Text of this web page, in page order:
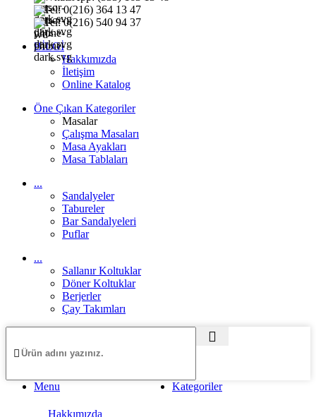
Tel: 0(216) 364 13 47
Tel: 0(216) 540 94 37
BİLGİ
Hakkımızda
İletişim
Online Katalog
Öne Çıkan Kategoriler
Masalar
Çalışma Masaları
Masa Ayakları
Masa Tablaları
...
Sandalyeler
Tabureler
Bar Sandalyeleri
Puflar
...
Sallanır Koltuklar
Döner Koltuklar
Berjerler
Çay Takımları
Menu Kategoriler
Hakkımızda